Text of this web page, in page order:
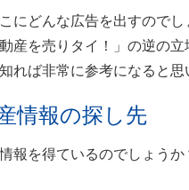
にどんな広告を出すので
産を売りタイ！」の逆の
れば非常に参考になると思
情報の探し先
報を得ているのでしょう